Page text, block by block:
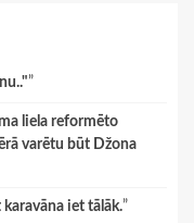
”
liela reformēto
varētu būt Džona
karavāna iet tālāk.”